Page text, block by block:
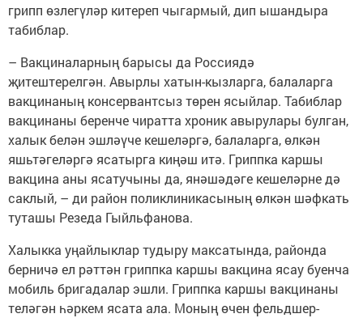
грипп өзлегүләр китереп чыгармый, дип ышандыра
табиблар.
– Вакциналарның барысы да Россиядә
җитештерелгән. Авырлы хатын-кызларга, балаларга
вакцинаның консервантсыз төрен ясыйлар. Табиблар
вакцинаны беренче чиратта хроник авырулары булган,
халык белән эшләүче кешеләргә, балаларга, өлкән
яшьтәгеләргә ясатырга киңәш итә. Гриппка каршы
вакцина аны ясатучыны да, янәшәдәге кешеләрне дә
саклый, – ди район поликлиникасының өлкән шәфкать
туташы Резеда Гыйльфанова.
Халыкка уңайлыклар тудыру максатында, районда
берничә ел рәттән гриппка каршы вакцина ясау буенча
мобиль бригадалар эшли. Гриппка каршы вакцинаны
теләгән һәркем ясата ала. Моның өчен фельдшер-